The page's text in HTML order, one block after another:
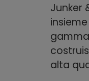
Junker
alta